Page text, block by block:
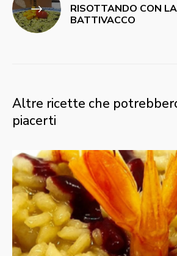
RISOTTANDO CON
BATTIVACCO
Altre ricette che
piacerti